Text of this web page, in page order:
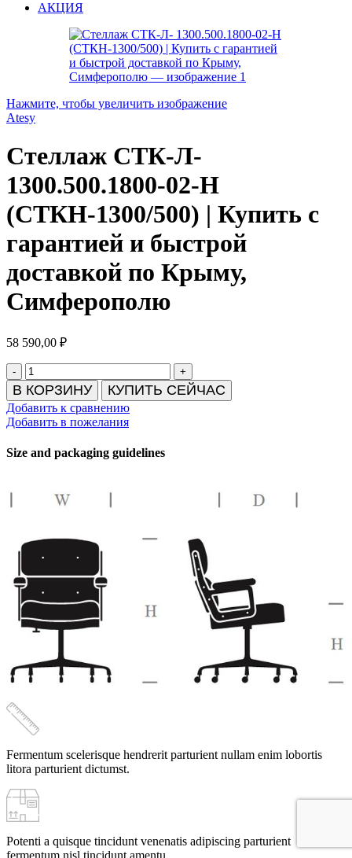
АКЦИЯ
Нажмите, чтобы увеличить изображение
Atesy
Стеллаж СТК-Л-
1300.500.1800-02-Н
(СТКН-1300/500) | Купить с
гарантией и быстрой
доставкой по Крыму,
Симферополю
58 590,00 ₽
В КОРЗИНУ КУПИТЬ СЕЙЧАС
Добавить к сравнению
Добавить в пожелания
Size and packaging guidelines
Fermentum scelerisque hendrerit parturient nullam enim lobortis
litora parturient dictumst.
Potenti a quisque tincidunt venenatis adipiscing parturient
fermentum nisl tincidunt amentu